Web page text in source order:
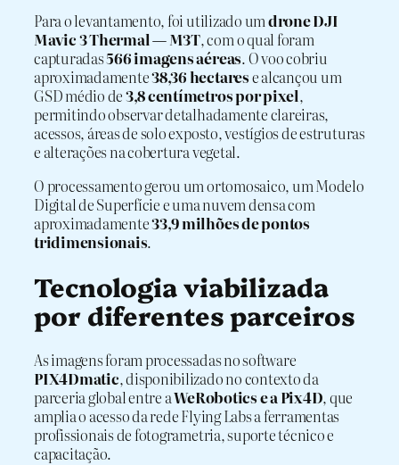
Para o levantamento, foi utilizado umdrone DJI
Mavic 3 Thermal — M3T, com o qual foram
capturadas566 imagens aéreas. O voo cobriu
aproximadamente38,36 hectarese alcançou um
GSD médio de3,8 centímetros por pixel,
permitindo observar detalhadamente clareiras,
acessos, áreas de solo exposto, vestígios de estruturas
e alterações na cobertura vegetal.
O processamento gerou um ortomosaico, um Modelo
Digital de Superfície e uma nuvem densa com
aproximadamente33,9 milhões de pontos
tridimensionais.
Tecnologia viabilizada
por diferentes parceiros
As imagens foram processadas no software
PIX4Dmatic, disponibilizado no contexto da
parceria global entre aWeRobotics e a Pix4D, que
amplia o acesso da rede Flying Labs a ferramentas
profissionais de fotogrametria, suporte técnico e
capacitação.